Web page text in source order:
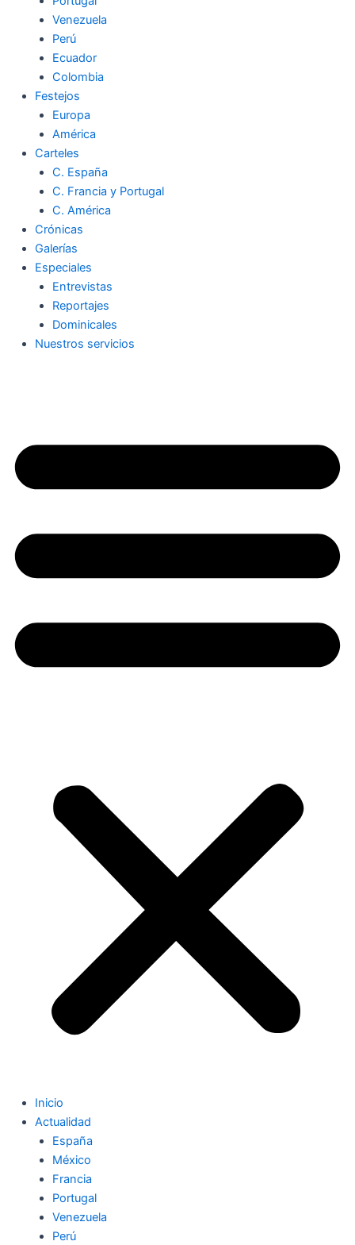
Venezuela
Perú
Ecuador
Colombia
Festejos
Europa
América
Carteles
C. España
C. Francia y Portugal
C. América
Crónicas
Galerías
Especiales
Entrevistas
Reportajes
Dominicales
Nuestros servicios
Inicio
Actualidad
España
México
Francia
Portugal
Venezuela
Perú